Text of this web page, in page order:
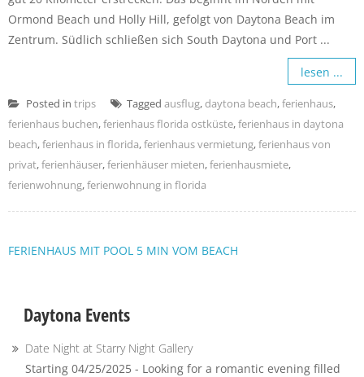
Ormond Beach und Holly Hill, gefolgt von Daytona Beach im
Zentrum. Südlich schließen sich South Daytona und Port ...
lesen ...
Posted in trips Tagged ausflug,daytona beach,ferienhaus,
ferienhaus buchen,ferienhaus florida ostküste,ferienhaus in daytona
beach,ferienhaus in florida,ferienhaus vermietung,ferienhaus von
privat,ferienhäuser,ferienhäuser mieten,ferienhausmiete,
ferienwohnung,ferienwohnung in florida
FERIENHAUS MIT POOL 5 MIN VOM BEACH
Daytona Events
Date Night at Starry Night Gallery
Starting 04/25/2025 - Looking for a romantic evening filled